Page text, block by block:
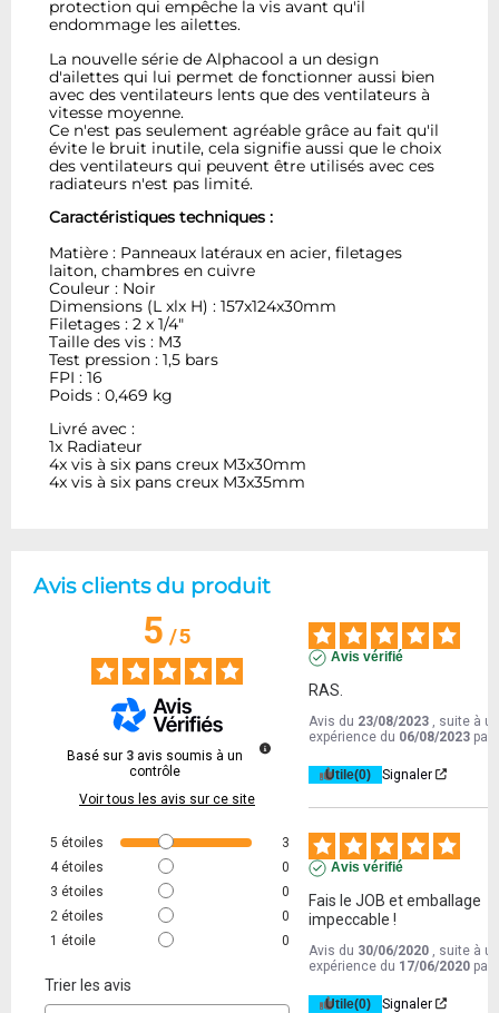
protection qui empêche la vis avant qu'il
endommage les ailettes.
La nouvelle série de Alphacool a un design
d'ailettes qui lui permet de fonctionner aussi bien
avec des ventilateurs lents que des ventilateurs à
vitesse moyenne.
Ce n'est pas seulement agréable grâce au fait qu'il
évite le bruit inutile, cela signifie aussi que le choix
des ventilateurs qui peuvent être utilisés avec ces
radiateurs n'est pas limité.
Caractéristiques techniques :
Matière : Panneaux latéraux en acier, filetages
laiton, chambres en cuivre
Couleur : Noir
Dimensions (L xlx H) : 157x124x30mm
Filetages : 2 x 1/4"
Taille des vis : M3
Test pression : 1,5 bars
FPI : 16
Poids : 0,469 kg
Livré avec :
1x Radiateur
4x vis à six pans creux M3x30mm
4x vis à six pans creux M3x35mm
Avis clients du produit
5/5
Basé sur 3 avis soumis à un
contrôle
Voir tous les avis sur ce site
5 étoiles
3
4 étoiles
0
3 étoiles
0
2 étoiles
0
1 étoile 0
Trier les avis
Avis vérifié
RAS.
Avis du 23/08/2023
, suite à
expérience du 06/08/2023 par
Utile(0) Signaler
Avis vérifié
Fais le JOB et emballage
impeccable !
Avis du 30/06/2020
, suite à
expérience du 17/06/2020 par
Utile(0) Signaler